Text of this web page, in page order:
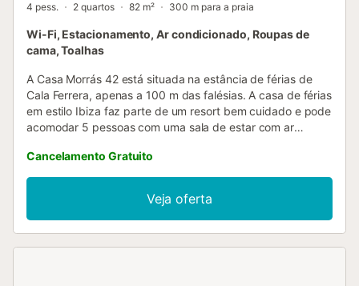
4 pess. 2 quartos 82 m² 300 m para a praia
Wi-Fi, Estacionamento, Ar condicionado, Roupas de
cama, Toalhas
A Casa Morrás 42 está situada na estância de férias de
Cala Ferrera, apenas a 100 m das falésias. A casa de férias
em estilo Ibiza faz parte de um resort bem cuidado e pode
acomodar 5 pessoas com uma sala de estar com ar
com ar condicionado) e 2 casas de banho. As
comodidades também incluem Wi-Fi, um berço, uma
cadeira alta (a pedido) e uma área de estacionamento.
Animais de estimação de pequeno porte são bem-vindos.
Desfrute das suas férias ao ar livre no seu terraço privado
Cancelamento Gratuito
Veja oferta